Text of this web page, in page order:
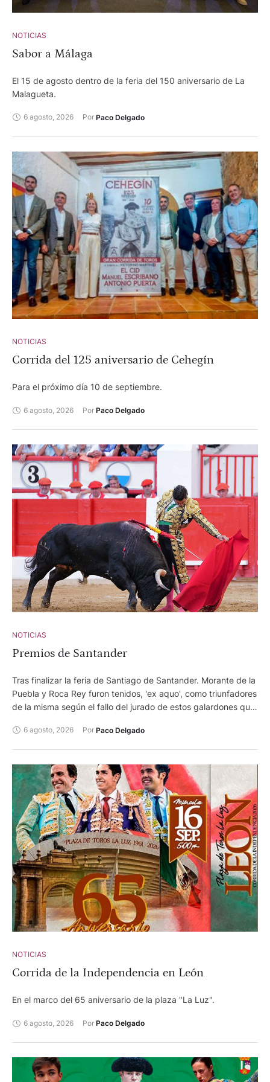
Pallarés y Valldellán para Isaac Fonseca, Cristian Pérez y
NOTICIAS
Sabor a Málaga
El 15 de agosto dentro de la feria del 150 aniversario de La
Malagueta.
6 agosto, 2026 Por Paco Delgado
NOTICIAS
Corrida del 125 aniversario de Cehegín
Para el próximo día 10 de septiembre.
6 agosto, 2026 Por Paco Delgado
NOTICIAS
Premios de Santander
Tras finalizar la feria de Santiago de Santander. Morante de la
Puebla y Roca Rey furon tenidos, 'ex aquo', como triunfadores
de la misma según el fallo del jurado de estos galardones que
6 agosto, 2026 Por Paco Delgado
NOTICIAS
Corrida de la Independencia en León
En el marco del 65 aniversario de la plaza "La Luz".
6 agosto, 2026 Por Paco Delgado